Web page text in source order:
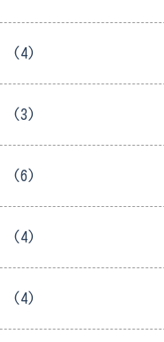
(4)
(3)
(6)
(4)
(4)